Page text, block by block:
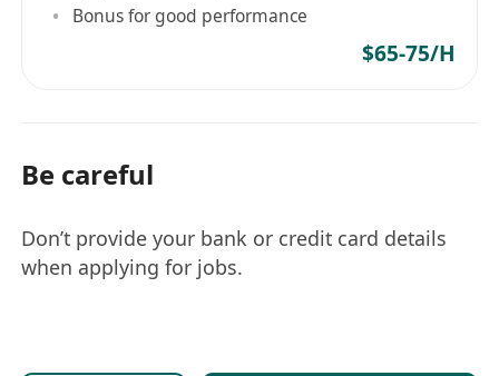
Bonus for good performance
$65-75/H
Be careful
Don’t provide your bank or credit card details
when applying for jobs.